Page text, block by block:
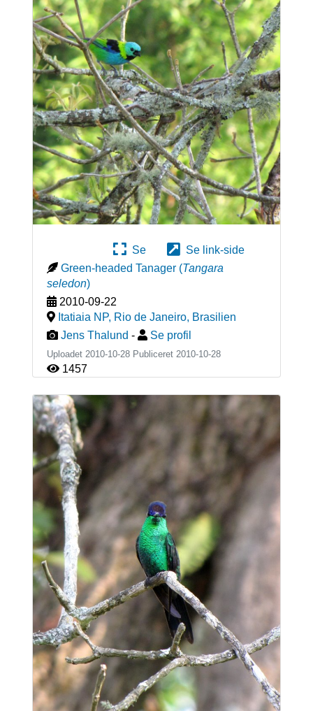
Se
Se link-side
Green-headed Tanager (Tangara
seledon)
2010-09-22
Itatiaia NP, Rio de Janeiro, Brasilien
Jens Thalund - Se profil
Uploadet 2010-10-28 Publiceret 2010-10-28
1457